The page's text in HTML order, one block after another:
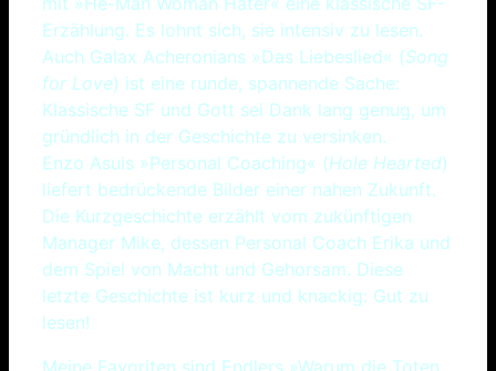
Erzählung. Es lohnt sich, sie intensiv zu lesen.
Auch Galax Acheronians »Das Liebeslied« (Song
for Love) ist eine runde, spannende Sache:
Klassische SF und Gott sei Dank lang genug, um
gründlich in der Geschichte zu versinken.
Enzo Asuis »Personal Coaching« (Hole Hearted)
liefert bedrückende Bilder einer nahen Zukunft.
Die Kurzgeschichte erzählt vom zukünftigen
Manager Mike, dessen Personal Coach Erika und
dem Spiel von Macht und Gehorsam. Diese
letzte Geschichte ist kurz und knackig: Gut zu
lesen!
Meine Favoriten sind Endlers »Warum die Toten